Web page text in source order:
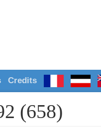
Credits
(658)